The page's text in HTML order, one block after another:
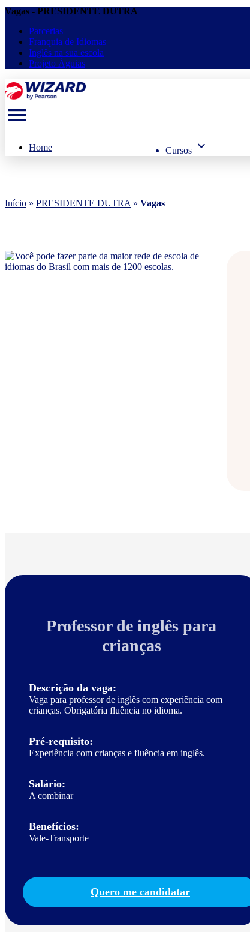
Vagas - PRESIDENTE DUTRA
Parcerias
Franquia de Idiomas
Inglês na sua escola
Projeto Águias
menu
Home Cursos keyboard_arrow_down
Início » PRESIDENTE DUTRA » Vagas
Professor de inglês para
crianças
Descrição da vaga:
Vaga para professor de inglês com experiência com
crianças. Obrigatória fluência no idioma.
Pré-requisito:
Experiência com crianças e fluência em inglês.
Salário:
A combinar
Benefícios:
Vale-Transporte
Quero me candidatar